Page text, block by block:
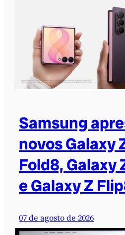
Samsung
novos Galaxy
Fold8, Galaxy
e Galaxy Z
07 de agosto de 2026